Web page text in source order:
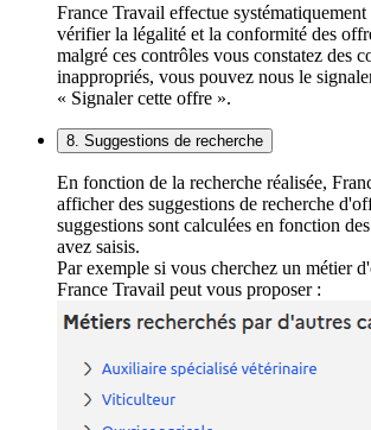
France Travail effectue
vérifier la légalité et la conformité des
malgré ces contrôles vous constatez des
inappropriés, vous pouvez nous le
« Signaler cette offre ».
8. Suggestions de recherche
En fonction de la recherche réalisée,
afficher des suggestions de recherche
suggestions sont calculées en fonction
avez saisis.
Par exemple si vous cherchez un métier
France Travail peut vous proposer :